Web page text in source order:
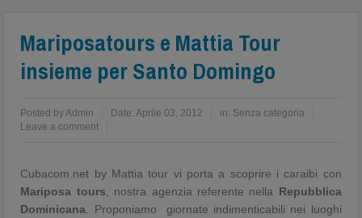
Mariposatours e Mattia Tour
insieme per Santo Domingo
Posted byAdmin Date:Aprile 03, 2012 in: Senza categoria
Leave a comment
Cubacom.net by Mattia tour vi porta a scoprire i caraibi con
Mariposa tours , nostra agenzia referente nella Repubblica
Dominicana . Proponiamo giornate indimenticabili nei luoghi